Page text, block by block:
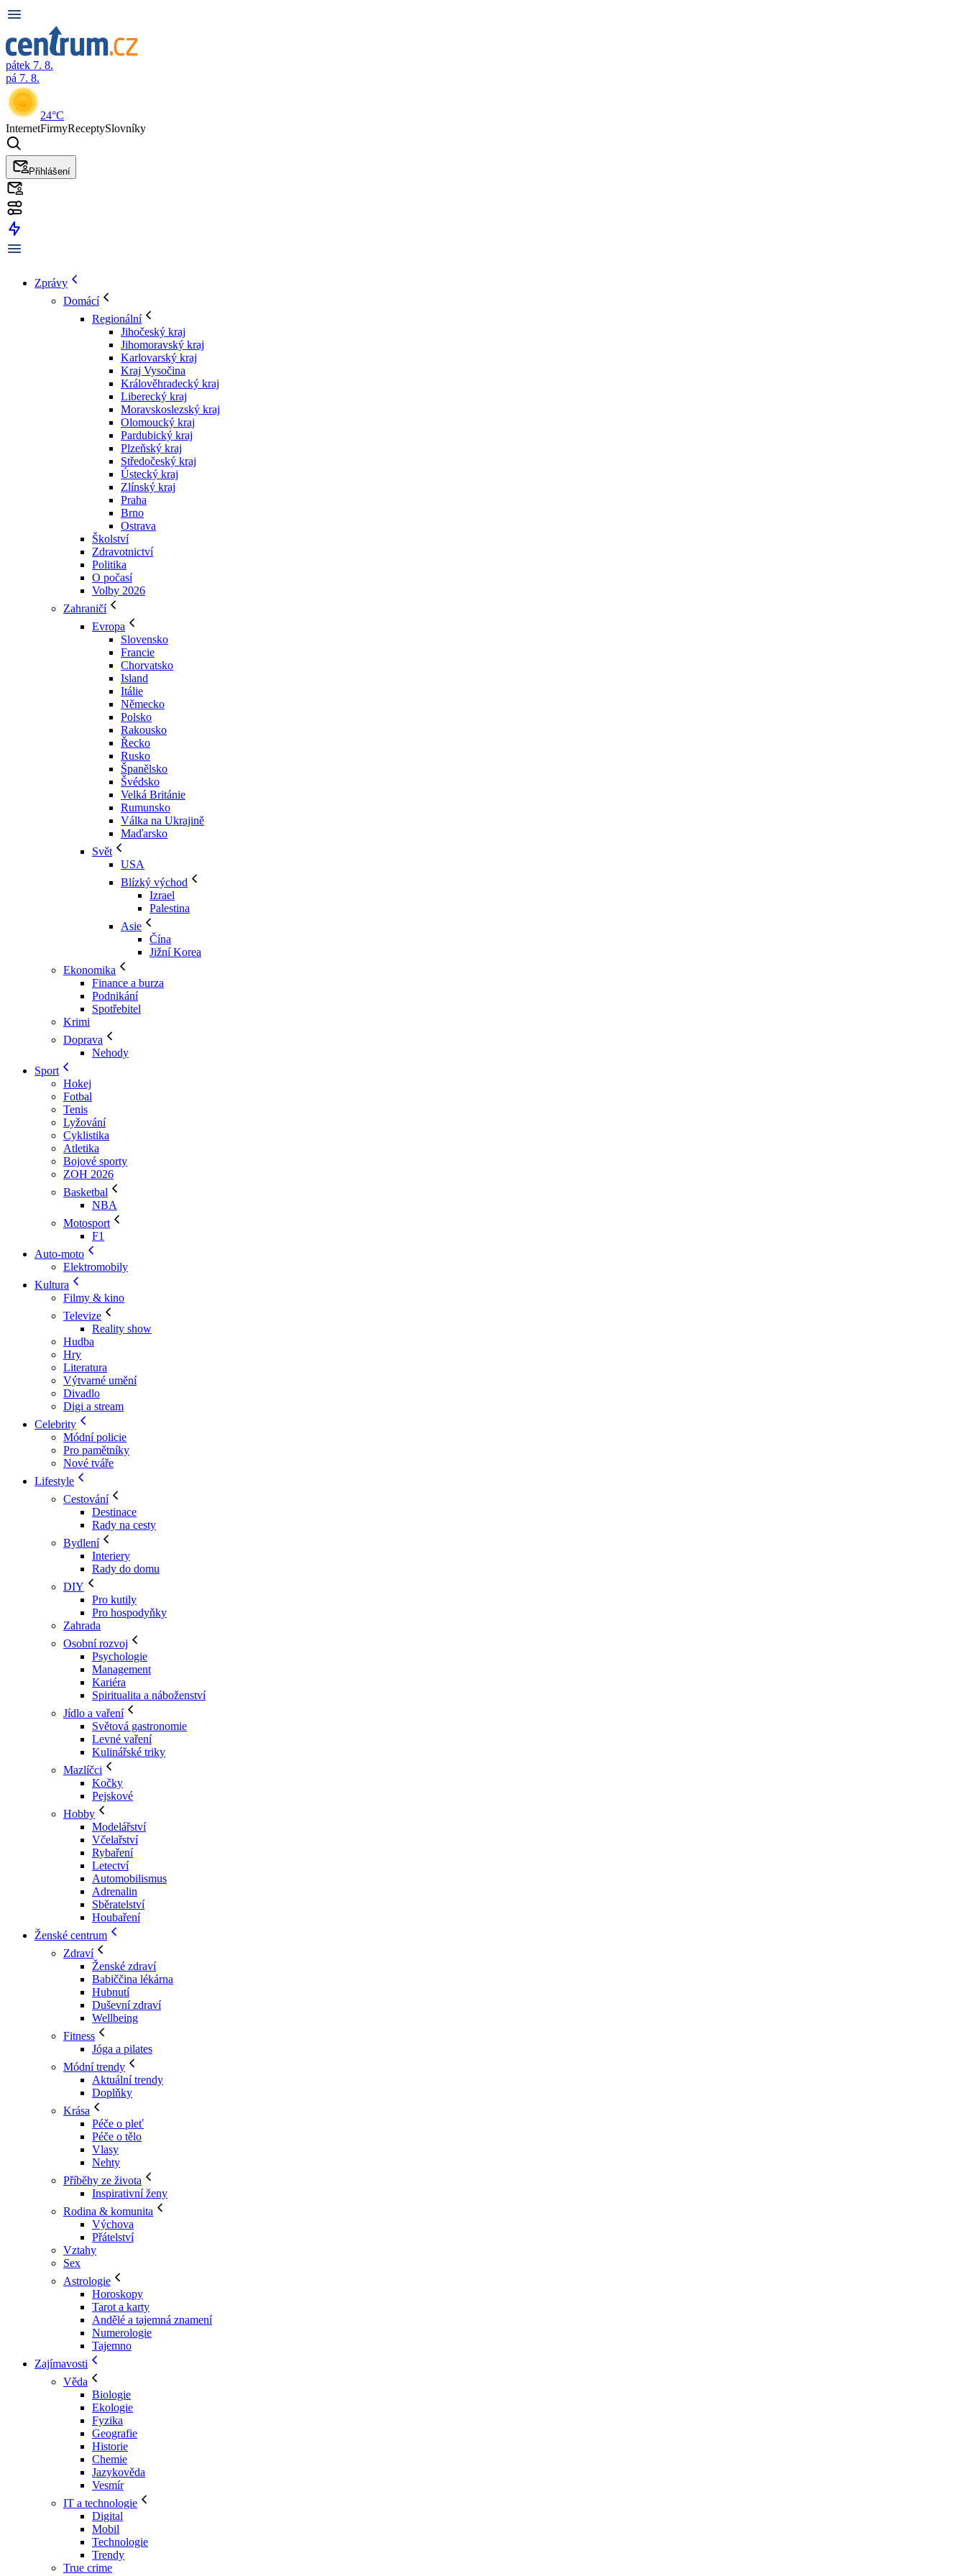
pátek 7. 8.
pá 7. 8.
24°C
InternetFirmyReceptySlovníky
Přihlášení
Zprávy
Domácí
Regionální
Jihočeský kraj
Jihomoravský kraj
Karlovarský kraj
Kraj Vysočina
Králověhradecký kraj
Liberecký kraj
Moravskoslezský kraj
Olomoucký kraj
Pardubický kraj
Plzeňský kraj
Středočeský kraj
Ústecký kraj
Zlínský kraj
Praha
Brno
Ostrava
Školství
Zdravotnictví
Politika
O počasí
Volby 2026
Zahraničí
Evropa
Slovensko
Francie
Chorvatsko
Island
Itálie
Německo
Polsko
Rakousko
Řecko
Rusko
Španělsko
Švédsko
Velká Británie
Rumunsko
Válka na Ukrajině
Maďarsko
Svět
USA
Blízký východ
Izrael
Palestina
Asie
Čína
Jižní Korea
Ekonomika
Finance a burza
Podnikání
Spotřebitel
Krimi
Doprava
Nehody
Sport
Hokej
Fotbal
Tenis
Lyžování
Cyklistika
Atletika
Bojové sporty
ZOH 2026
Basketbal
NBA
Motosport
F1
Auto-moto
Elektromobily
Kultura
Filmy & kino
Televize
Reality show
Hudba
Hry
Literatura
Výtvarné umění
Divadlo
Digi a stream
Celebrity
Módní policie
Pro pamětníky
Nové tváře
Lifestyle
Cestování
Destinace
Rady na cesty
Bydlení
Interiery
Rady do domu
DIY
Pro kutily
Pro hospodyňky
Zahrada
Osobní rozvoj
Psychologie
Management
Kariéra
Spiritualita a náboženství
Jídlo a vaření
Světová gastronomie
Levné vaření
Kulinářské triky
Mazlíčci
Kočky
Pejskové
Hobby
Modelářství
Včelařství
Rybaření
Letectví
Automobilismus
Adrenalin
Sběratelství
Houbaření
Ženské centrum
Zdraví
Ženské zdraví
Babiččina lékárna
Hubnutí
Duševní zdraví
Wellbeing
Fitness
Jóga a pilates
Módní trendy
Aktuální trendy
Doplňky
Krása
Péče o pleť
Péče o tělo
Vlasy
Nehty
Příběhy ze života
Inspirativní ženy
Rodina & komunita
Výchova
Přátelství
Vztahy
Sex
Astrologie
Horoskopy
Tarot a karty
Andělé a tajemná znamení
Numerologie
Tajemno
Zajímavosti
Věda
Biologie
Ekologie
Fyzika
Geografie
Historie
Chemie
Jazykověda
Vesmír
IT a technologie
Digital
Mobil
Technologie
Trendy
True crime